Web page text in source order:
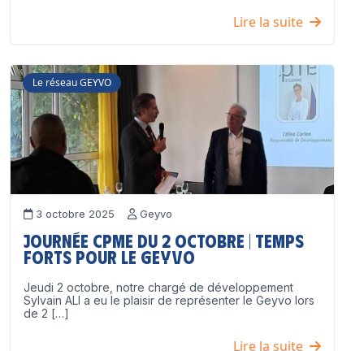
Lire la suite
Le réseau GEYVO
3 octobre 2025 Geyvo
Journée CPME du 2 octobre | Temps
forts pour le GEYVO
Jeudi 2 octobre, notre chargé de développement
Sylvain ALI a eu le plaisir de représenter le Geyvo lors
de 2 […]
Lire la suite